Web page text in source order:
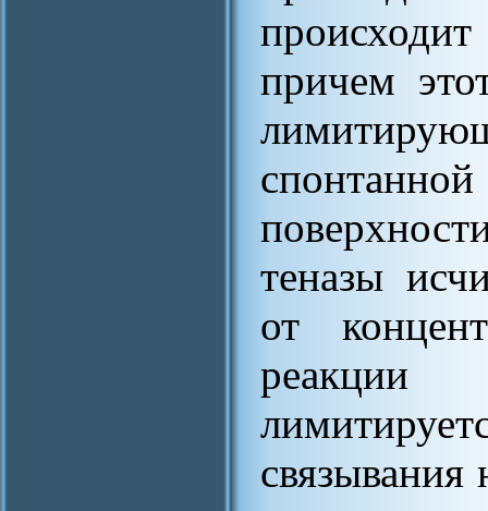
причем
теназы
от
реакции
связывания